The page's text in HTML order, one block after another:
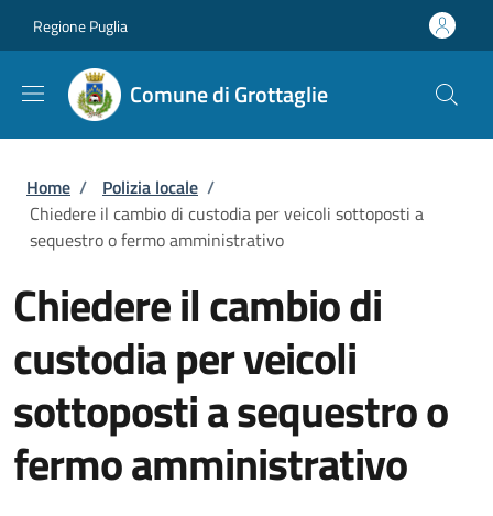
Regione Puglia
Comune di Grottaglie
Briciole di pane
Home / Polizia locale /
Chiedere il cambio di custodia per veicoli sottoposti a
sequestro o fermo amministrativo
Chiedere il cambio di
custodia per veicoli
sottoposti a sequestro o
fermo amministrativo